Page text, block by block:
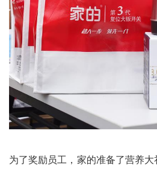
为了奖励员工，家的准备了营养大